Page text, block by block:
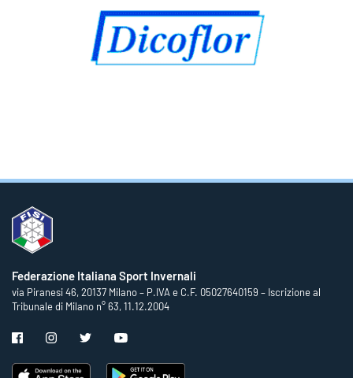
Federazione Italiana Sport Invernali
via Piranesi 46, 20137 Milano – P.IVA e C.F. 05027640159 – Iscrizione al
Tribunale di Milano n° 63, 11.12.2004